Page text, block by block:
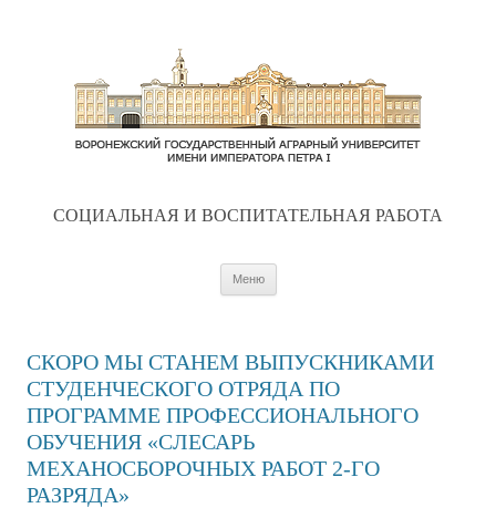
CОЦИАЛЬНАЯ И ВОСПИТАТЕЛЬНАЯ РАБОТА
Меню
СКОРО МЫ СТАНЕМ ВЫПУСКНИКАМИ
СТУДЕНЧЕСКОГО ОТРЯДА ПО
ПРОГРАММЕ ПРОФЕССИОНАЛЬНОГО
ОБУЧЕНИЯ «СЛЕСАРЬ
МЕХАНОСБОРОЧНЫХ РАБОТ 2-ГО
РАЗРЯДА»